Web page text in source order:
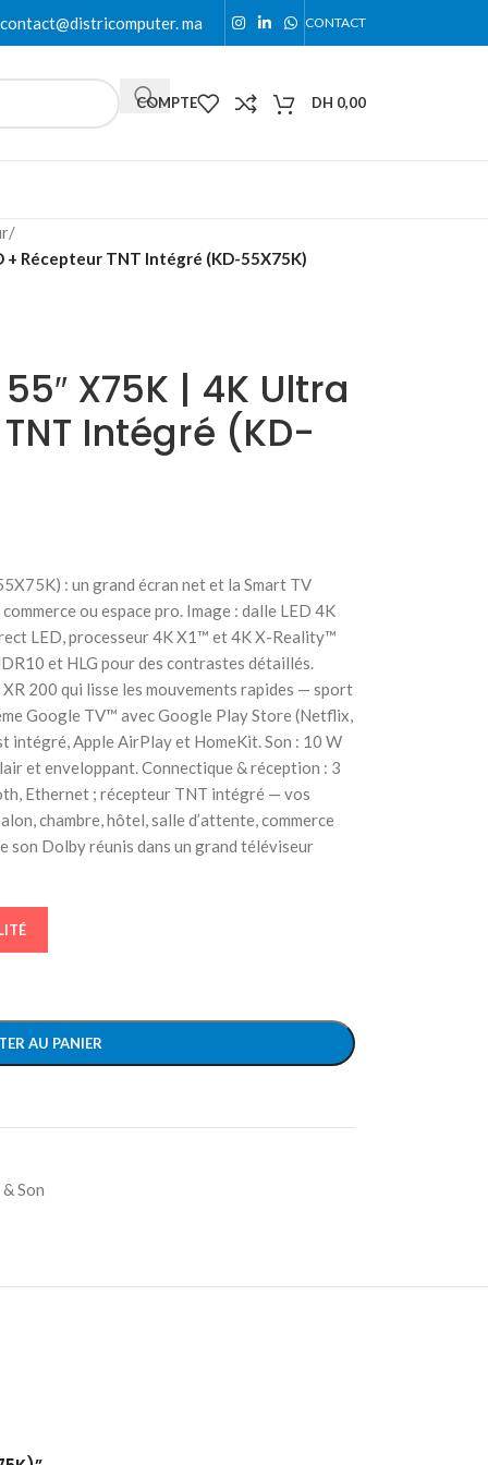
contact@districomputer. ma CONTACT
COMPTE DH 0,00
/
+ Récepteur TNT Intégré (KD-55X75K)
X75K | 4K Ultra
Intégré (KD-
: un grand écran net et la Smart TV
ou espace pro. Image : dalle LED 4K
LED, processeur 4K X1™ et 4K X-Reality™
et HLG pour des contrastes détaillés.
200 qui lisse les mouvements rapides — sport
Google TV™ avec Google Play Store (Netflix,
intégré, Apple AirPlay et HomeKit. Son : 10 W
et enveloppant. Connectique & réception : 3
Ethernet ; récepteur TNT intégré — vos
chambre, hôtel, salle d’attente, commerce
son Dolby réunis dans un grand téléviseur
AU PANIER
Son